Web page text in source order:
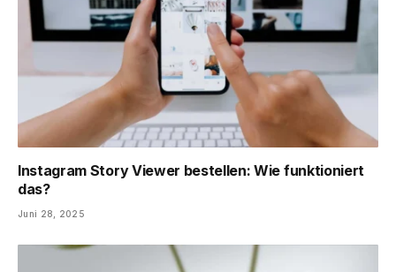
Instagram Story Viewer bestellen: Wie funktioniert
das?
Juni 28, 2025